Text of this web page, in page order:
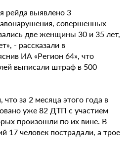
рейда выявлено 3
совершенных
две женщины 30 и 35 лет,
- рассказали в
ИА «Регион 64», что
выписали штраф в 500
за 2 месяца этого года в
уже 82 ДТП с участием
произошли по их вине. В
17 человек пострадали, а трое